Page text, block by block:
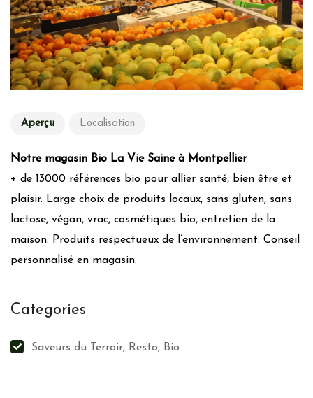
Aperçu Localisation
Notre magasin Bio La Vie Saine à Montpellier
+ de 13000 références bio pour allier santé, bien être et
plaisir. Large choix de produits locaux, sans gluten, sans
lactose, végan, vrac, cosmétiques bio, entretien de la
maison. Produits respectueux de l’environnement. Conseil
personnalisé en magasin.
Categories
Saveurs du Terroir, Resto, Bio